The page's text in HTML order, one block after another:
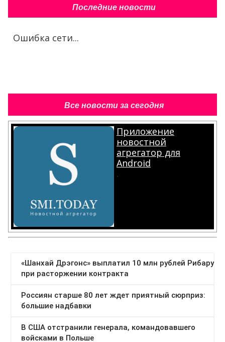
Последние новости
Ошибка сети...
Все новости за сегодня
Приложение
новостной
агрегатор для
Android
.